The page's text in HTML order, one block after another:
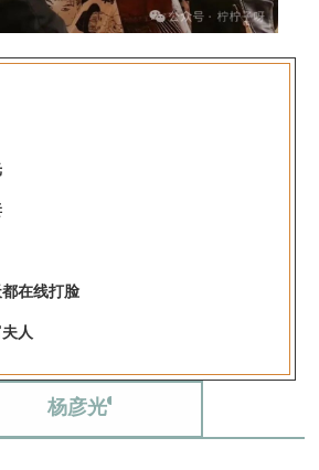
表作：
在线打脸
人
杨彦光